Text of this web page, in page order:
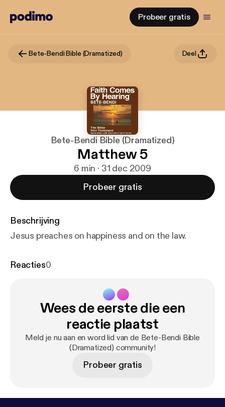
Probeer gratis
Bete-Bendi Bible (Dramatized) Deel
Bete-Bendi Bible (Dramatized)
Matthew 5
6 min · 31 dec 2009
Probeer gratis
Beschrijving
Jesus preaches on happiness and on the law.
Reacties0
Wees de eerste die een
reactie plaatst
Meld je nu aan en word lid van de Bete-Bendi Bible
(Dramatized) community!
Probeer gratis